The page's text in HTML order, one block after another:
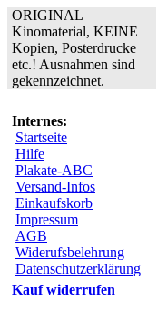
ORIGINAL
Kinomaterial, KEINE
Kopien, Posterdrucke
etc.! Ausnahmen sind
gekennzeichnet.
Internes:
Startseite
Hilfe
Plakate-ABC
Versand-Infos
Einkaufskorb
Impressum
AGB
Widerufsbelehrung
Datenschutzerklärung
Kauf widerrufen